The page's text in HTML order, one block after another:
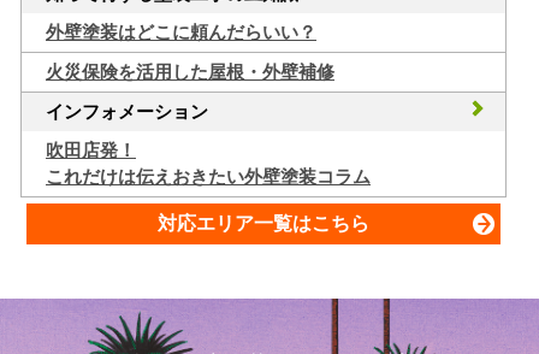
外壁塗装はどこに頼んだらいい？
火災保険を活用した屋根・外壁補修
インフォメーション
吹田店発！
これだけは伝えおきたい外壁塗装コラム
対応エリア一覧はこちら